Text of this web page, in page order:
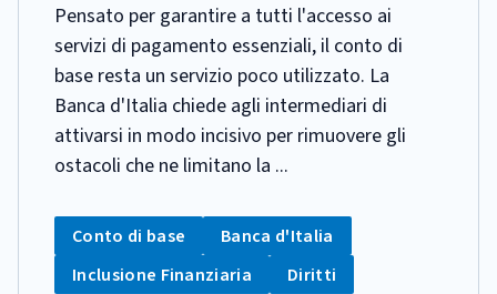
Pensato per garantire a tutti l'accesso ai
servizi di pagamento essenziali, il conto di
base resta un servizio poco utilizzato. La
Banca d'Italia chiede agli intermediari di
attivarsi in modo incisivo per rimuovere gli
ostacoli che ne limitano la ...
CATEGORIA:
Tag:
Conto di base Tag:
Banca d'Italia
Tag:
Inclusione Finanziaria Tag:
Diritti